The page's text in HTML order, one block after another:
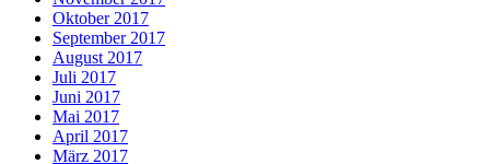
Oktober 2017
September 2017
August 2017
Juli 2017
Juni 2017
Mai 2017
April 2017
März 2017